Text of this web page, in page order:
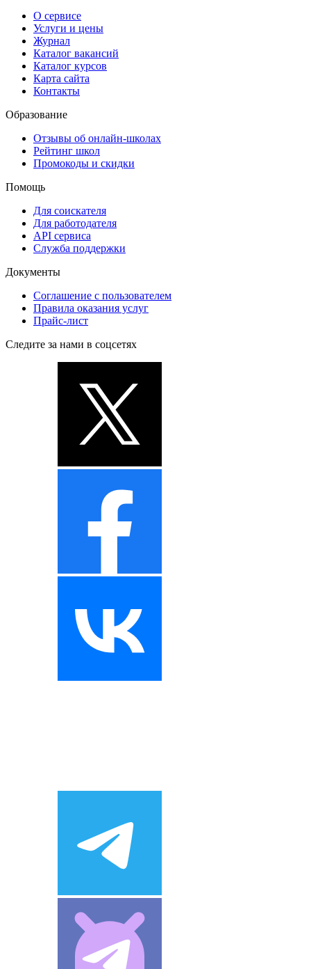
О сервисе
Услуги и цены
Журнал
Каталог вакансий
Каталог курсов
Карта сайта
Контакты
Образование
Отзывы об онлайн-школах
Рейтинг школ
Промокоды и скидки
Помощь
Для соискателя
Для работодателя
API сервиса
Служба поддержки
Документы
Соглашение с пользователем
Правила оказания услуг
Прайс-лист
Следите за нами в соцсетях